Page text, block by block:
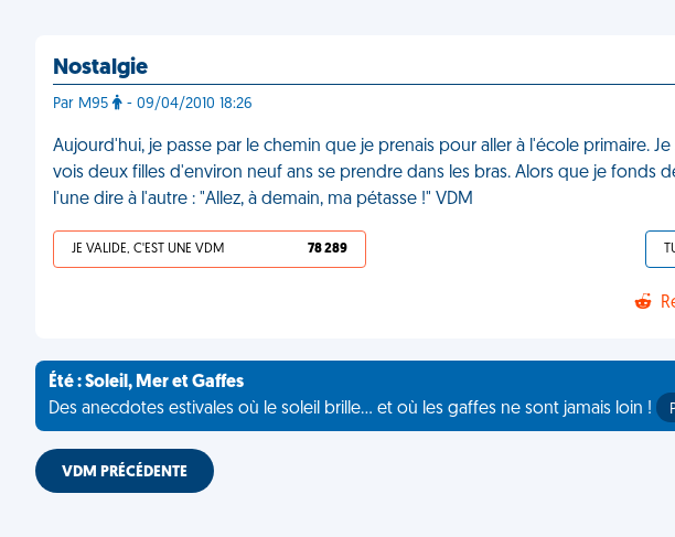
Nostalgie
Par M95 - 09/04/2010 18:26
Aujourd'hui, je passe par le chemin que je prenais pour aller à l'école primaire.
vois deux filles d'environ neuf ans se prendre dans les bras. Alors que je fonds
l'une dire à l'autre : "Allez, à demain, ma pétasse !" VDM
JE VALIDE, C'EST UNE VDM 78 289
Été : Soleil, Mer et Gaffes
Des anecdotes estivales où le soleil brille... et où les gaffes ne sont jamais loin !
VDM PRÉCÉDENTE